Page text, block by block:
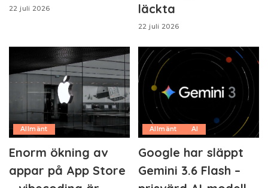
22 juli 2026
läckta
22 juli 2026
Allmänt
Enorm ökning av
appar på App Store
Allmänt AI
Google har släppt
Gemini 3.6 Flash –